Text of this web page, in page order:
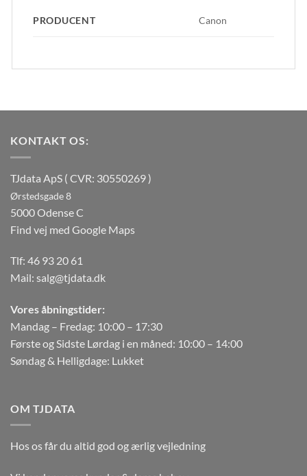
PRODUCENT Canon
KONTAKT OS:
TJdata ApS ( CVR: 30550269 )
Ørstedsgade 8
5000 Odense C
Find vej med Google Maps
Tlf: 46 93 20 61
Mail: salg@tjdata.dk
Vores åbningstider:
Mandag – Fredag: 10:00 – 17:30
Første og Sidste Lørdag i en måned: 10:00 – 14:00
Søndag & Helligdage: Lukket
OM TJDATA
Hos os får du altid god og ærlig vejledning